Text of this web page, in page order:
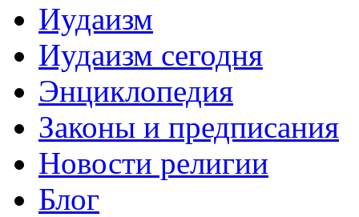
Иудаизм
Иудаизм сегодня
Энциклопедия
Законы и предписания
Новости религии
Блог